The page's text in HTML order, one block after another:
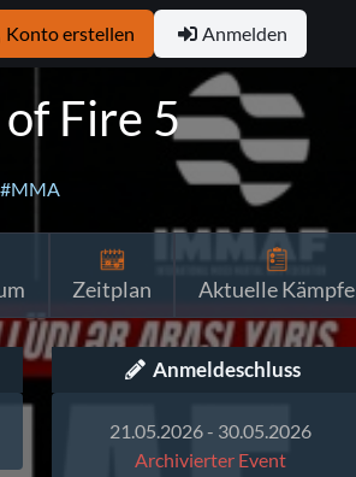
Konto erstellen Anmelden
of Fire 5
#MMA
Zeitplan Aktuelle Kämpfe
Anmeldeschluss
21.05.2026 - 30.05.2026
Archivierter Event